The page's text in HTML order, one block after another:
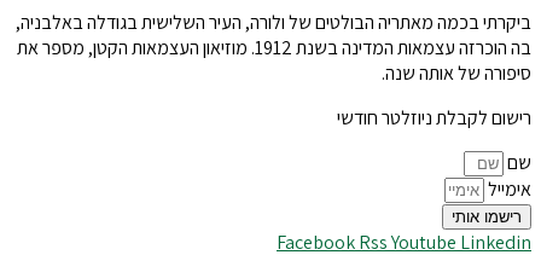
ביקרתי בכמה מאתריה הבולטים של ולורה, העיר השלישית בגודלה באלבניה,
בה הוכרזה עצמאות המדינה בשנת 1912. מוזיאון העצמאות הקטן, מספר את
סיפורה של אותה שנה.
רישום לקבלת ניוזלטר חודשי
שם
אימייל
רישמו אותי
FacebookRssYoutube Linkedin